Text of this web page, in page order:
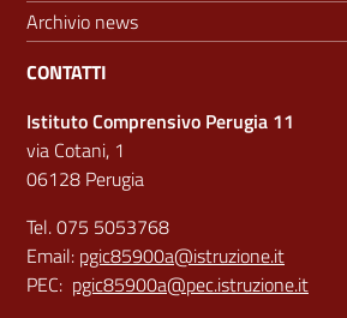
Archivio news
CONTATTI
Istituto Comprensivo Perugia 11
via Cotani, 1
06128 Perugia
Tel. 075 5053768
Email: pgic85900a@istruzione.it
PEC: pgic85900a@pec.istruzione.it